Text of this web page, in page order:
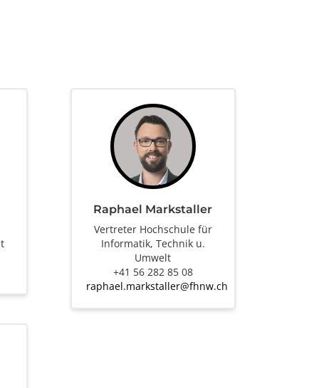
Raphael Markstaller
Vertreter Hochschule für
Informatik, Technik u.
Umwelt
+41 56 282 85 08
raphael.markstaller@fhnw.ch